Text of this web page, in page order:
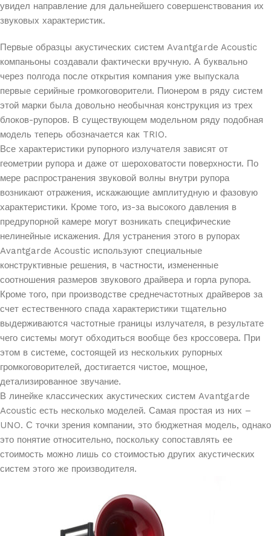
увидел направление для дальнейшего совершенствования их
звуковых характеристик.
Первые образцы акустических систем Avantgarde Acoustic
компаньоны создавали фактически вручную. А буквально
через полгода после открытия компания уже выпускала
первые серийные громкоговорители. Пионером в ряду систем
этой марки была довольно необычная конструкция из трех
блоков-рупоров. В существующем модельном ряду подобная
модель теперь обозначается как TRIO.
Все характеристики рупорного излучателя зависят от
геометрии рупора и даже от шероховатости поверхности. По
мере распространения звуковой волны внутри рупора
возникают отражения, искажающие амплитудную и фазовую
характеристики. Кроме того, из-за высокого давления в
предрупорной камере могут возникать специфические
нелинейные искажения. Для устранения этого в рупорах
Avantgarde Acoustic используют специальные
конструктивные решения, в частности, измененные
соотношения размеров звукового драйвера и горла рупора.
Кроме того, при производстве среднечастотных драйверов за
счет естественного спада характеристики тщательно
выдерживаются частотные границы излучателя, в результате
чего системы могут обходиться вообще без кроссовера. При
этом в системе, состоящей из нескольких рупорных
громкоговорителей, достигается чистое, мощное,
детализированное звучание.
В линейке классических акустических систем Avantgarde
Acoustic есть несколько моделей. Самая простая из них –
UNO. С точки зрения компании, это бюджетная модель, однако
это понятие относительно, поскольку сопоставлять ее
стоимость можно лишь со стоимостью других акустических
систем этого же производителя.